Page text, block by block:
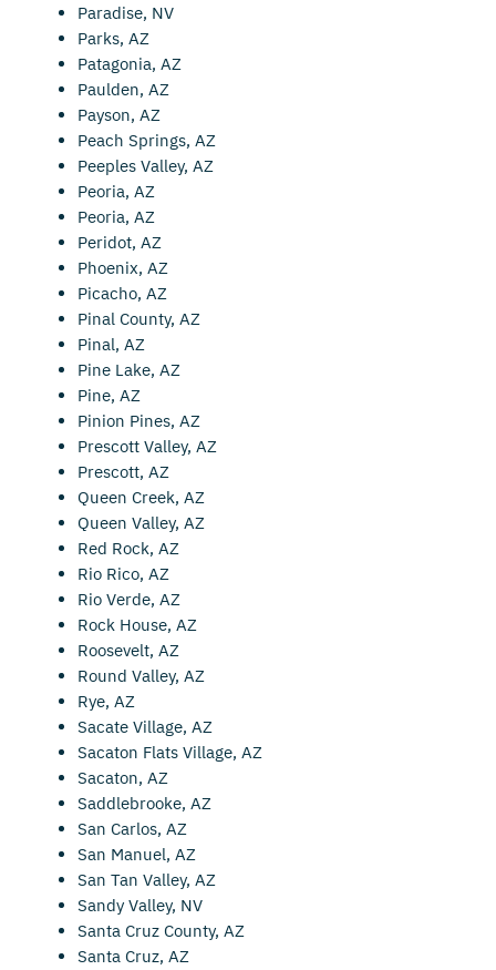
Paradise, NV
Parks, AZ
Patagonia, AZ
Paulden, AZ
Payson, AZ
Peach Springs, AZ
Peeples Valley, AZ
Peoria, AZ
Peoria, AZ
Peridot, AZ
Phoenix, AZ
Picacho, AZ
Pinal County, AZ
Pinal, AZ
Pine Lake, AZ
Pine, AZ
Pinion Pines, AZ
Prescott Valley, AZ
Prescott, AZ
Queen Creek, AZ
Queen Valley, AZ
Red Rock, AZ
Rio Rico, AZ
Rio Verde, AZ
Rock House, AZ
Roosevelt, AZ
Round Valley, AZ
Rye, AZ
Sacate Village, AZ
Sacaton Flats Village, AZ
Sacaton, AZ
Saddlebrooke, AZ
San Carlos, AZ
San Manuel, AZ
San Tan Valley, AZ
Sandy Valley, NV
Santa Cruz County, AZ
Santa Cruz, AZ